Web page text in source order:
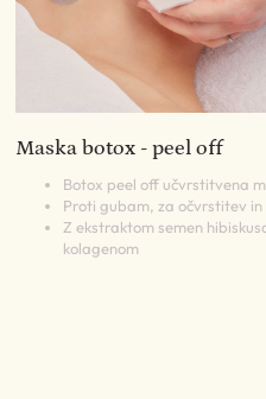
Maska botox - peel off
Botox peel off učvrstitvena
Proti gubam, za očvrstitev in
Z ekstraktom semen
kolagenom